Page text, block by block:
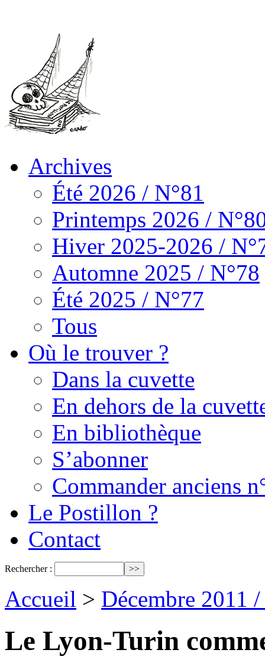
Archives
Été 2026 / N°81
Printemps 2026 /
Hiver 2025-2026 /
Automne 2025 / N°78
Été 2025 / N°77
Tous
Où le trouver ?
Dans la cuvette
En dehors de la
En bibliothèque
S’abonner
Commander anciens
Le Postillon ?
Contact
Rechercher :
Accueil > Décembre 2011
Le Lyon-Turin